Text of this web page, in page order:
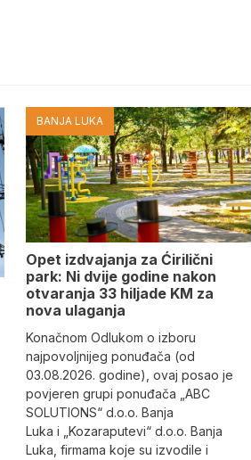
BANJA LUKA
Opet izdvajanja za Ćirilični
park: Ni dvije godine nakon
otvaranja 33 hiljade KM za
nova ulaganja
Konačnom Odlukom o izboru
najpovoljnijeg ponuđača (od
03.08.2026. godine), ovaj posao je
povjeren grupi ponuđača „ABC
SOLUTIONS“ d.o.o. Banja
Luka i „Kozaraputevi“ d.o.o. Banja
Luka, firmama koje su izvodile i